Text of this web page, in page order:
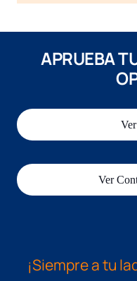
APRUEBA
Ver
¡Siempre a tu